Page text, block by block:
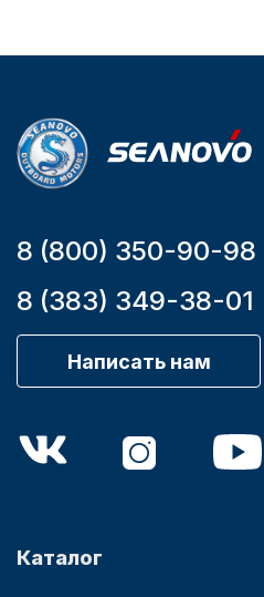
8 (800) 350-90-98
8 (383) 349-38-01
Написать нам
Каталог